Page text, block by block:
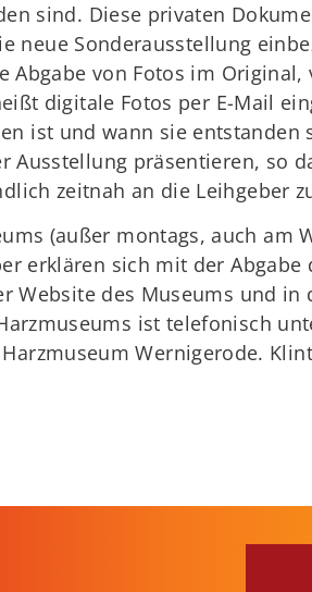
sind. Diese privaten
neue Sonderausstellung
Abgabe von Fotos im
digitale Fotos per E-Mail
ist und wann sie entstanden
Ausstellung präsentieren, so
zeitnah an die Leihgeber
(außer montags, auch am
erklären sich mit der Abgabe
Website des Museums und in
ist telefonisch
Wernigerode.